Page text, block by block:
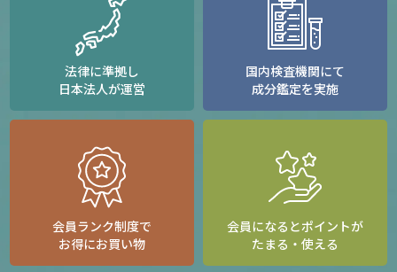
法律に準拠し
日本法人が運営
国内検査機関にて
成分鑑定を実施
会員ランク制度で
お得にお買い物
会員になるとポイントが
たまる・使える